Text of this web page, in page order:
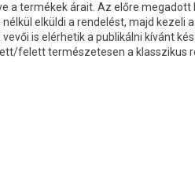
a termékek árait. Az előre
elküldi a rendelést, majd
is elérhetik a publikálni kívánt
felett természetesen a klasszikus